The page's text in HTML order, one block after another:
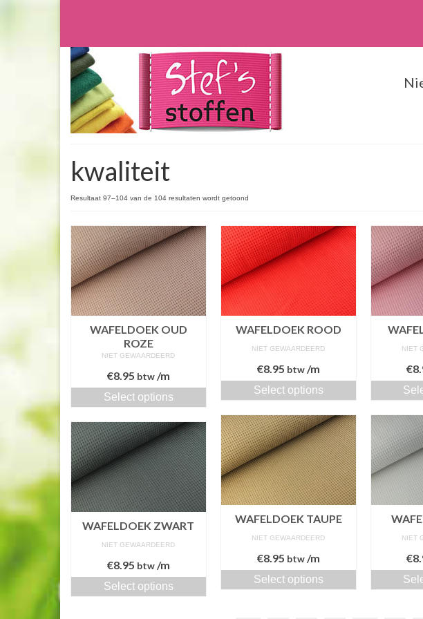
kwaliteit
Resultaat 97–104 van de 104 resultaten wordt getoond
WAFELDOEK OUD
ROZE
NIET GEWAARDEERD
€8.95 btw/m
Select options
WAFELDOEK ROOD
NIET GEWAARDEERD
€8.95 btw/m
Select options
NIET
€
WAFELDOEK TAUPE
NIET GEWAARDEERD
€8.95 btw/m
Select options
NIET
€
WAFELDOEK ZWART
NIET GEWAARDEERD
€8.95 btw/m
Select options